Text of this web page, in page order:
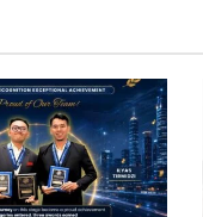
s
i
o
n
a
l
T